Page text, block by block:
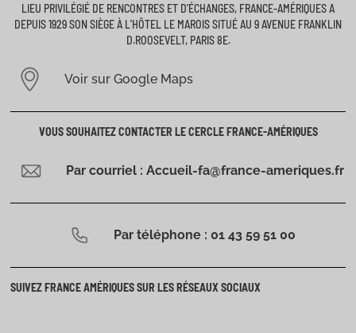
LIEU PRIVILÉGIÉ DE RENCONTRES ET D’ÉCHANGES, FRANCE-AMÉRIQUES A
DEPUIS 1929 SON SIÈGE À L’HÔTEL LE MAROIS SITUÉ AU 9 AVENUE FRANKLIN
D.ROOSEVELT, PARIS 8E.
Voir sur Google Maps
VOUS SOUHAITEZ CONTACTER LE CERCLE FRANCE-AMÉRIQUES
Par courriel : Accueil-fa@france-ameriques.fr
Par téléphone : 01 43 59 51 00
SUIVEZ FRANCE AMÉRIQUES SUR LES RÉSEAUX SOCIAUX